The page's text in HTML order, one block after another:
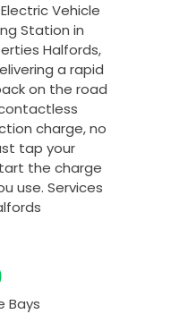
Vehicle
Station in
Halfords,
a rapid
on the road
charge, no
tap your
the charge
use. Services
Bays